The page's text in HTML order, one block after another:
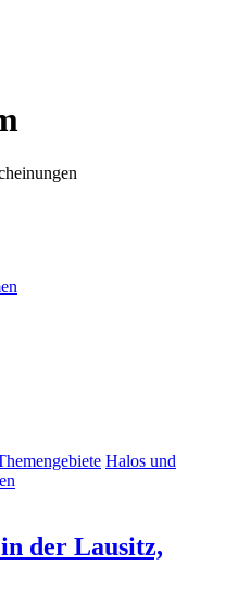
Halos und
der Lausitz,